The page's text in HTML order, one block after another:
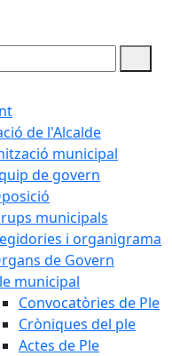
de l'Alcalde
municipal
de govern
municipals
i organigrama
de Govern
municipal
Convocatòries de Ple
Cròniques del ple
Actes de Ple